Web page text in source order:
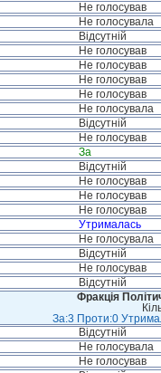
Не голосував
Не голосувала
Відсутній
Не голосував
Не голосував
Не голосував
Не голосував
Не голосувала
Відсутній
Не голосував
За
Відсутній
Не голосував
Не голосував
Не голосував
Утрималась
Не голосувала
Відсутній
Не голосував
Відсутній
Фракція
За:3 Проти:0
Відсутній
Не голосувала
Не голосував